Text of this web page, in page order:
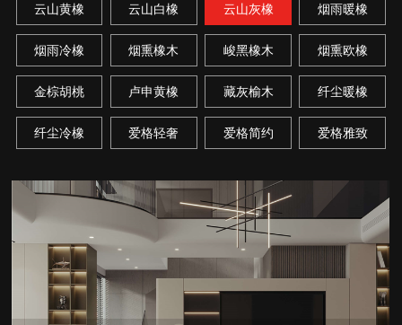
云山黄橡 云山白橡 云山灰橡 烟雨暖橡
烟雨冷橡 烟熏橡木 峻黑橡木 烟熏欧橡
金棕胡桃 卢申黄橡 藏灰榆木 纤尘暖橡
纤尘冷橡 爱格轻奢 爱格简约 爱格雅致